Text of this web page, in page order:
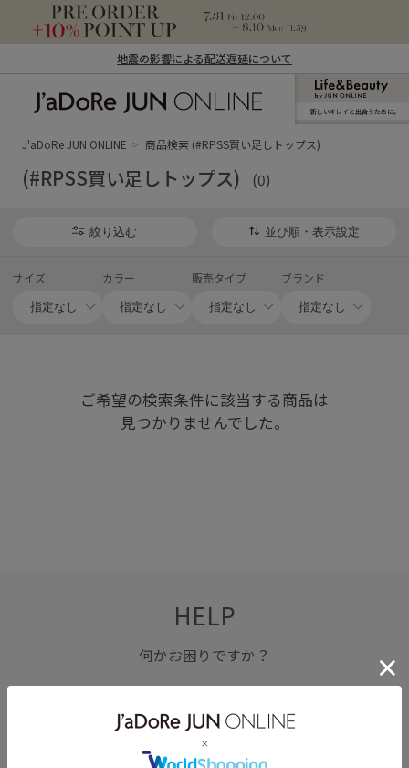
地震の影響による配送遅延について
ン オンライン）
新しいキレイと出合うために。
J'aDoRe JUN ONLINE 商品検索 (#RPSS買い足しトップス)
(#RPSS買い足しトップス) (0)
絞り込む 並び順・表示設定
サイズ カラー 販売タイプ ブランド
ご希望の検索条件に該当する商品は
見つかりませんでした。
HELP
何かお困りですか？